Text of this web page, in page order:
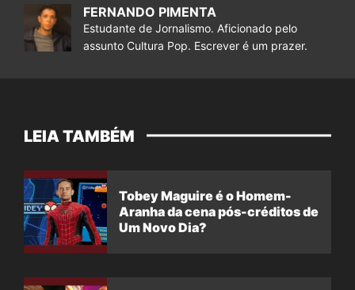
FERNANDO PIMENTA
Estudante de Jornalismo. Aficionado pelo
assunto Cultura Pop. Escrever é um prazer.
LEIA TAMBÉM
Tobey Maguire é o Homem-
Aranha da cena pós-créditos de
Um Novo Dia?